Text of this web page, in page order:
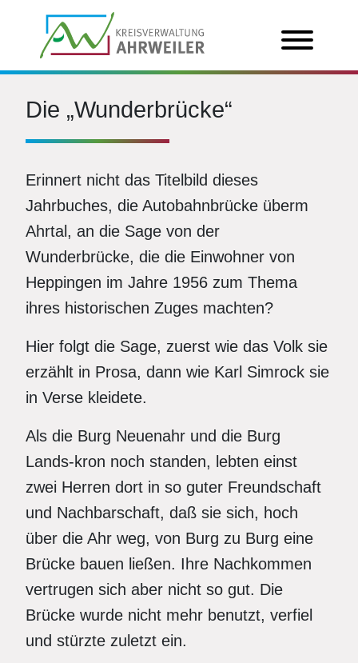
Die „Wunderbrücke“
Erinnert nicht das Titelbild dieses
Jahrbuches, die Autobahnbrücke überm
Ahrtal, an die Sage von der
Wunderbrücke, die die Einwohner von
Heppingen im Jahre 1956 zum Thema
ihres historischen Zuges machten?
Hier folgt die Sage, zuerst wie das Volk sie
erzählt in Prosa, dann wie Karl Simrock sie
in Verse kleidete.
Als die Burg Neuenahr und die Burg
Lands-kron noch standen, lebten einst
zwei Herren dort in so guter Freundschaft
und Nachbarschaft, daß sie sich, hoch
über die Ahr weg, von Burg zu Burg eine
Brücke bauen ließen. Ihre Nachkommen
vertrugen sich aber nicht so gut. Die
Brücke wurde nicht mehr benutzt, verfiel
und stürzte zuletzt ein.